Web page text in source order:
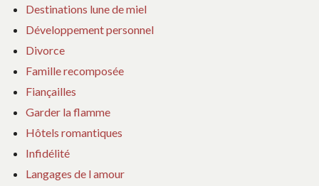
Destinations lune de miel
Développement personnel
Divorce
Famille recomposée
Fiançailles
Garder la flamme
Hôtels romantiques
Infidélité
Langages de l amour